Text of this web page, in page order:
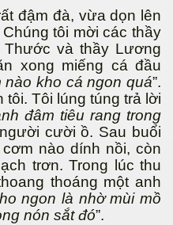
đậm đà, vừa dọn lên
tôi mời các thầy
và thầy Lương
xong miếng cá đầu
nào kho cá ngon quá”.
Tôi lúng túng trả lời
đâm tiêu rang trong
cười ồ. Sau buổi
nào dính nồi, còn
trơn. Trong lúc thu
thoáng một anh
ngon là nhờ mùi mồ
nón sắt đó”.